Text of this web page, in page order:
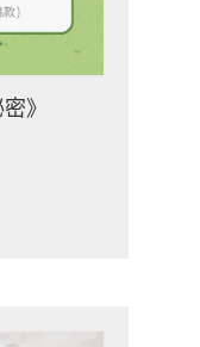
》